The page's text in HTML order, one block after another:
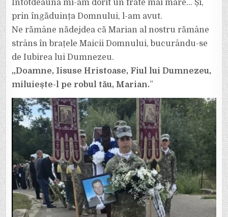
Întotdeauna mi-am dorit un frate mai mare… Și,
prin îngăduința Domnului, l-am avut.
Ne rămâne nădejdea că Marian al nostru rămâne
strâns în brațele Maicii Domnului, bucurându-se
de Iubirea lui Dumnezeu.
„Doamne, Iisuse Hristoase, Fiul lui Dumnezeu,
miluiește-l pe robul tău, Marian.”